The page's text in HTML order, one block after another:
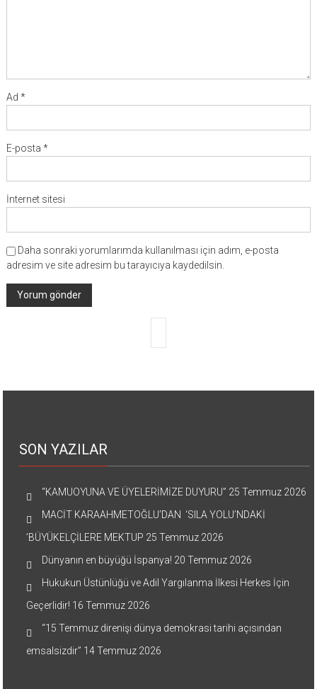
Ad *
E-posta *
İnternet sitesi
Daha sonraki yorumlarımda kullanılması için adım, e-posta
adresim ve site adresim bu tarayıcıya kaydedilsin.
SON YAZILAR
“KAMUOYUNA VE ÜYELERİMİZE DUYURU” 25 Temmuz 2026
MACİT KARAAHMETOĞLU’DAN ‘SILA YOLU’NDAKİ
’BÜYÜKELÇİLERE MEKTUP 25 Temmuz 2026
Dünyanın en büyüğü İspanya! 20 Temmuz 2026
Hukukun Üstünlüğü ve Adil Yargılanma İlkesi Herkes İçin
Geçerlidir! 16 Temmuz 2026
“15 Temmuz direnişi dünya demokrasi tarihi açısından
emsalsizdir” 14 Temmuz 2026